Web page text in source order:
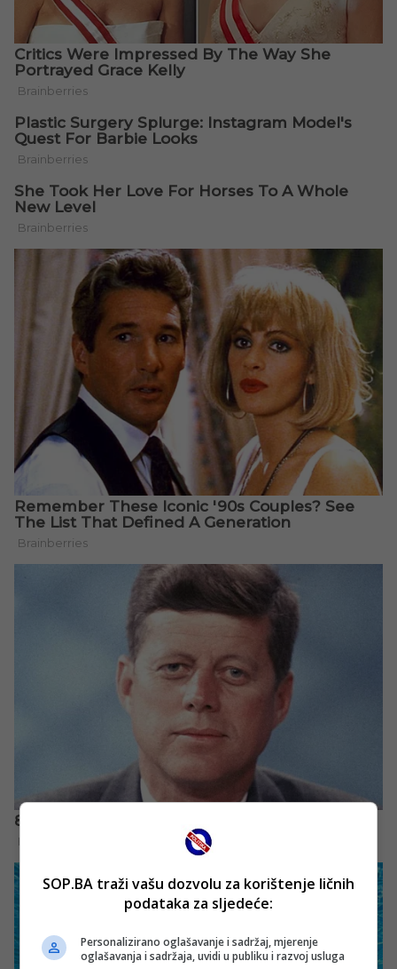
SOP.BA traži vašu dozvolu za korištenje ličnih
podataka za sljedeće:
Personalizirano oglašavanje i sadržaj, mjerenje
oglašavanja i sadržaja, uvidi u publiku i razvoj usluga